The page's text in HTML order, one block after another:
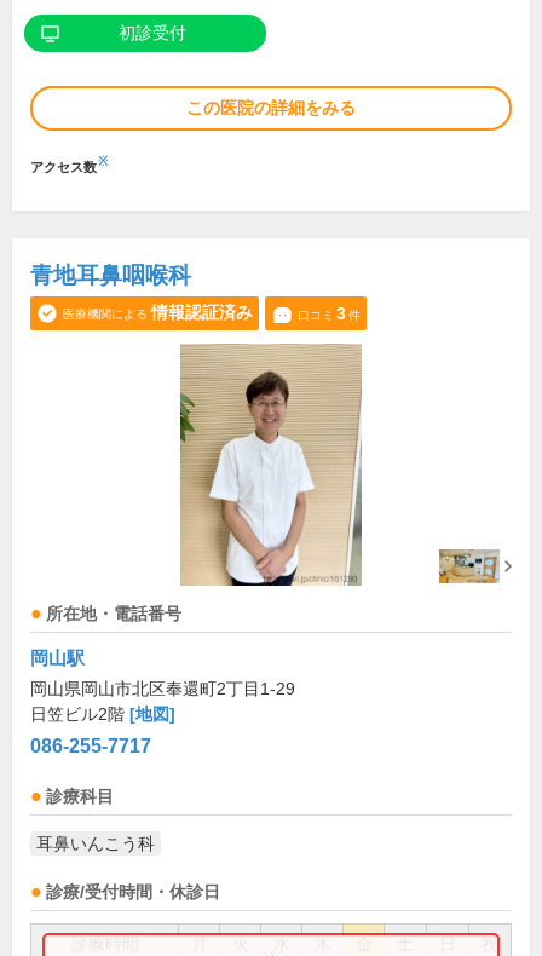
初診受付
この医院の詳細をみる
アクセス数※
青地耳鼻咽喉科
医療機関による 情報認証済み 口コミ 3件
所在地・電話番号
岡山駅
岡山県岡山市北区奉還町2丁目1-29
日笠ビル2階 [地図]
086-255-7717
診療科目
耳鼻いんこう科
診療/受付時間・休診日
祝